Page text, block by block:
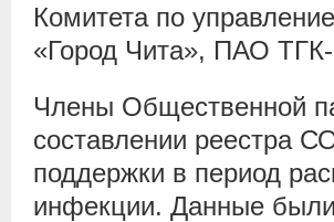
Комитета по
«Город Чита», ПАО
Члены Общественной
составлении реестра
поддержки в период
инфекции. Данные